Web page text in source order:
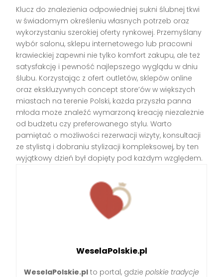
Klucz do znalezienia odpowiedniej sukni ślubnej tkwi
w świadomym określeniu własnych potrzeb oraz
wykorzystaniu szerokiej oferty rynkowej. Przemyślany
wybór salonu, sklepu internetowego lub pracowni
krawieckiej zapewni nie tylko komfort zakupu, ale też
satysfakcję i pewność najlepszego wyglądu w dniu
ślubu. Korzystając z ofert outletów, sklepów online
oraz ekskluzywnych concept store’ów w większych
miastach na terenie Polski, każda przyszła panna
młoda może znaleźć wymarzoną kreację niezależnie
od budżetu czy preferowanego stylu. Warto
pamiętać o możliwości rezerwacji wizyty, konsultacji
ze stylistą i dobraniu stylizacji kompleksowej, by ten
wyjątkowy dzień był dopięty pod każdym względem.
WeselaPolskie.pl
WeselaPolskie.pl to portal, gdzie polskie tradycje